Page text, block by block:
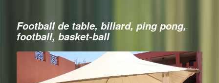
Football de table, billard, ping pong,
football, basket-ball